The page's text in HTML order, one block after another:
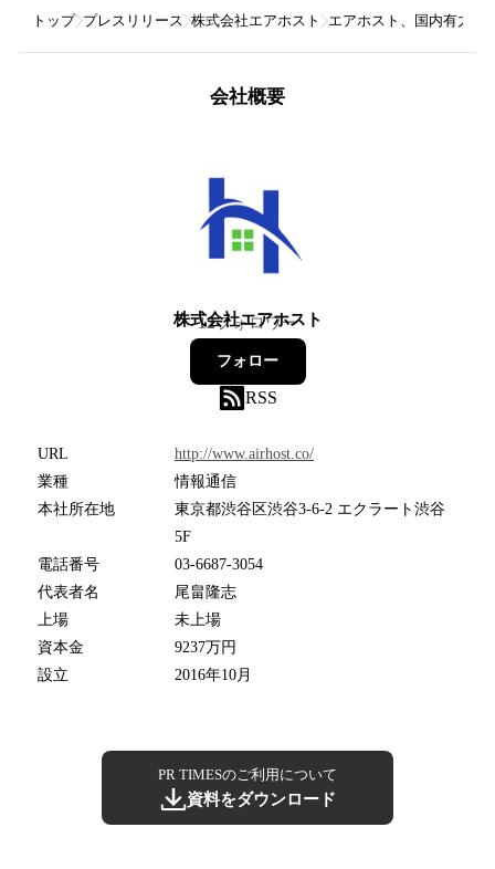
トップ プレスリリース 株式会社エアホスト エアホスト、国内有力
会社概要
株式会社エアホスト
12フォロワー
フォロー
RSS
URL
http://www.airhost.co/
業種
情報通信
本社所在地
東京都渋谷区渋谷3-6-2 エクラート渋谷
5F
電話番号
03-6687-3054
代表者名
尾畠隆志
上場
未上場
資本金
9237万円
設立
2016年10月
PR TIMESのご利用について
資料をダウンロード